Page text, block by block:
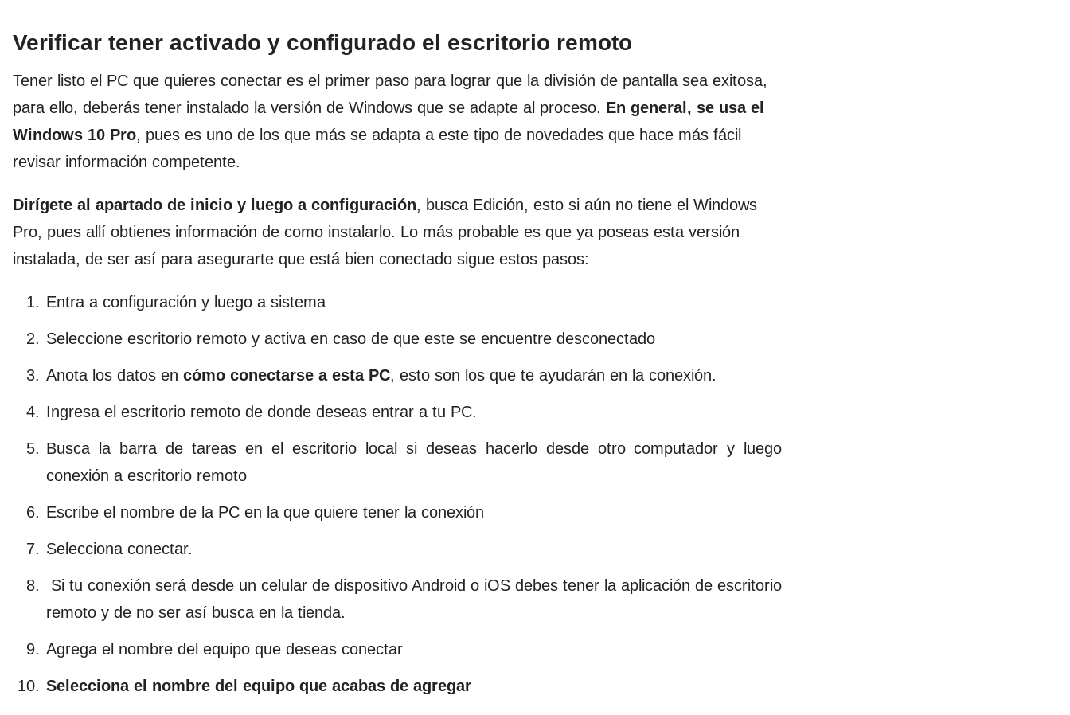
Verificar tener activado y configurado el escritorio remoto
Tener listo el PC que quieres conectar es el primer paso para lograr que la división de pantalla sea exitosa,
para ello, deberás tener instalado la versión de Windows que se adapte al proceso. En general, se usa el
Windows 10 Pro, pues es uno de los que más se adapta a este tipo de novedades que hace más fácil
revisar información competente.
Dirígete al apartado de inicio y luego a configuración, busca Edición, esto si aún no tiene el Windows
Pro, pues allí obtienes información de como instalarlo. Lo más probable es que ya poseas esta versión
instalada, de ser así para asegurarte que está bien conectado sigue estos pasos:
Entra a configuración y luego a sistema
Seleccione escritorio remoto y activa en caso de que este se encuentre desconectado
Anota los datos en cómo conectarse a esta PC, esto son los que te ayudarán en la conexión.
Ingresa el escritorio remoto de donde deseas entrar a tu PC.
Busca la barra de tareas en el escritorio local si deseas hacerlo desde otro computador y luego
conexión a escritorio remoto
Escribe el nombre de la PC en la que quiere tener la conexión
Selecciona conectar.
Si tu conexión será desde un celular de dispositivo Android o iOS debes tener la aplicación de escritorio
remoto y de no ser así busca en la tienda.
Agrega el nombre del equipo que deseas conectar
Selecciona el nombre del equipo que acabas de agregar